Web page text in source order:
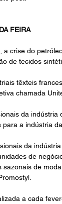
FEIRA
crise do
de tecidos
têxteis
chamada
da indústria
a indústria
da
de
de
a cada